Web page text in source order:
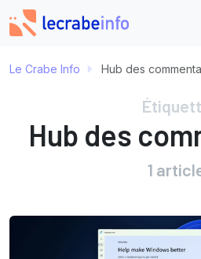
Le Crabe Info Hub des
Hub des
1